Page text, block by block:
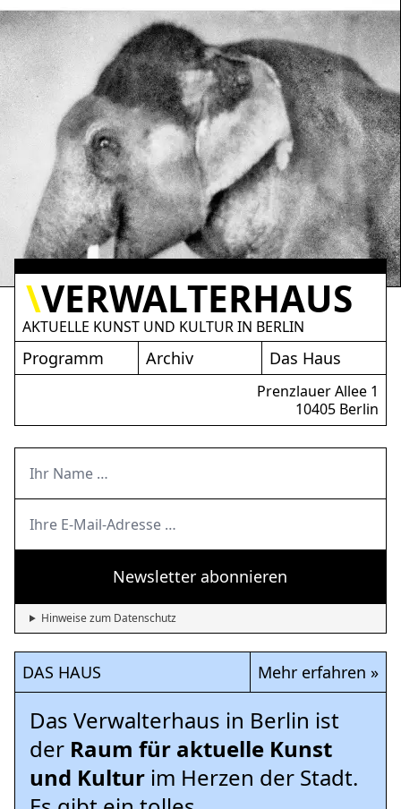
\VERWALTERHAUS
AKTUELLE KUNST UND KULTUR IN BERLIN
Programm Archiv Das Haus
Prenzlauer Allee 1
10405 Berlin
Newsletter abonnieren
Hinweise zum Datenschutz
DAS HAUS Mehr erfahren »
Das Verwalterhaus in Berlin ist
der Raum für aktuelle Kunst
und Kultur im Herzen der Stadt.